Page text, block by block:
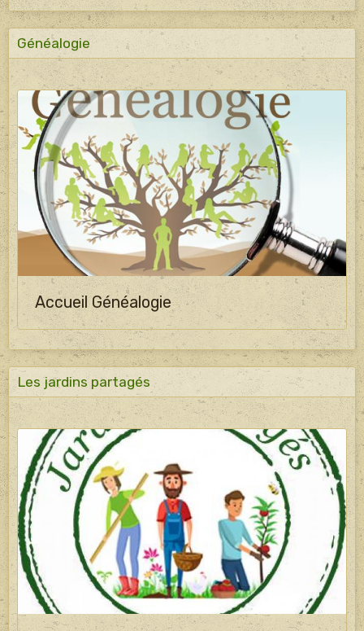
Généalogie
Accueil Généalogie
Les jardins partagés